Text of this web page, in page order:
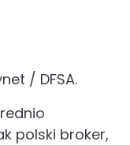
/ DFSA.
polski broker,